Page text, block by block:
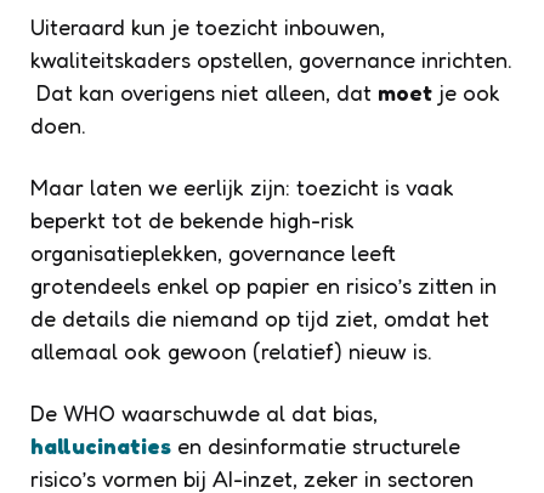
Uiteraard kun je toezicht inbouwen,
kwaliteitskaders opstellen, governance inrichten.
Dat kan overigens niet alleen, dat moet je ook
doen.
Maar laten we eerlijk zijn: toezicht is vaak
beperkt tot de bekende high-risk
organisatieplekken, governance leeft
grotendeels enkel op papier en risico’s zitten in
de details die niemand op tijd ziet, omdat het
allemaal ook gewoon (relatief) nieuw is.
De WHO waarschuwde al dat bias,
hallucinaties en desinformatie structurele
risico’s vormen bij AI-inzet, zeker in sectoren